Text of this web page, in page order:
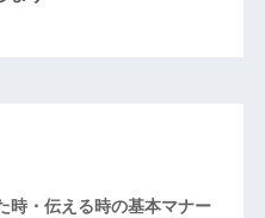
時・伝える時の基本マナー